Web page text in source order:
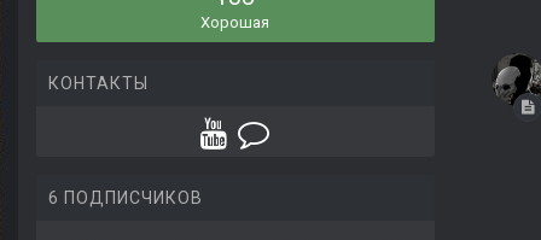
Хорошая
КОНТАКТЫ
6 ПОДПИСЧИКОВ